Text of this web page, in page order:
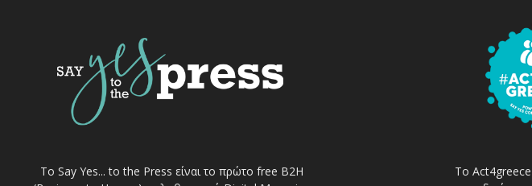
Το Say Yes... to the Press είναι το πρώτο free Β2Η
Το